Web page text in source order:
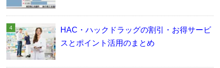
HAC・ハックドラッグの割引・お得サービ
スとポイント活用のまとめ